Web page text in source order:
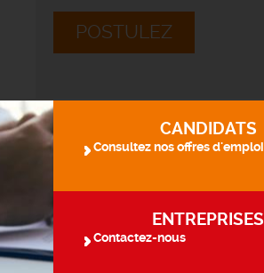
POSTULEZ
CANDIDATS
Consultez nos offres d'emploi
ENTREPRISES
Contactez-nous